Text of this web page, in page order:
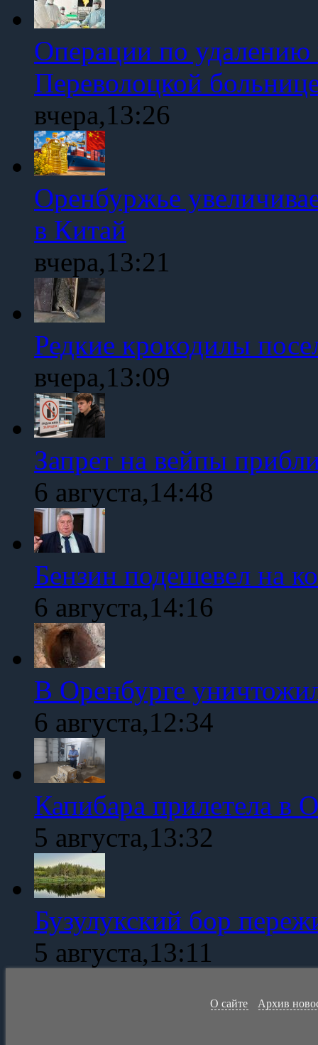
Операции по удалению
Переволоцкой
вчера,13:26
Оренбуржье
в Китай
вчера,13:21
Редкие крокодилы
вчера,13:09
Запрет на вейпы
6 августа,14:48
Бензин подешевел на
6 августа,14:16
В Оренбурге
6 августа,12:34
Капибара прилетела в
5 августа,13:32
Бузулукский бор
5 августа,13:11
О сайте Архив